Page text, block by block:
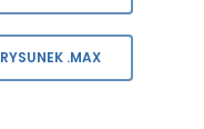
RYSUNEK .MAX